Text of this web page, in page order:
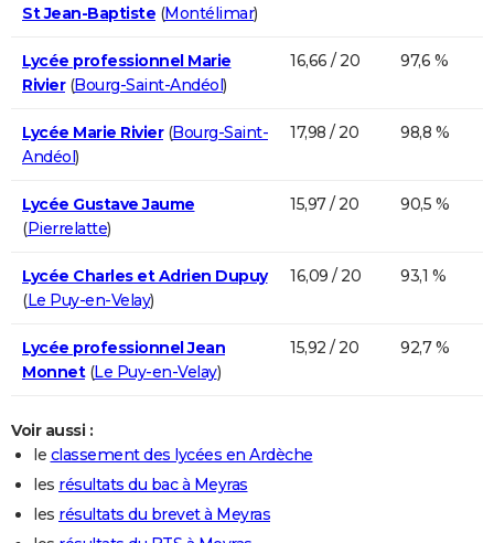
St Jean-Baptiste (Montélimar)
Lycée professionnel Marie
Rivier(Bourg-Saint-Andéol)
16,66 / 20 97,6 %
Lycée Marie Rivier(Bourg-Saint-
Andéol)
17,98 / 20 98,8 %
Lycée Gustave Jaume
(Pierrelatte)
15,97 / 20 90,5 %
Lycée Charles et Adrien Dupuy
(Le Puy-en-Velay)
16,09 / 20 93,1 %
Lycée professionnel Jean
Monnet(Le Puy-en-Velay)
15,92 / 20 92,7 %
Voir aussi :
le classement des lycées en Ardèche
les résultats du bac à Meyras
les résultats du brevet à Meyras